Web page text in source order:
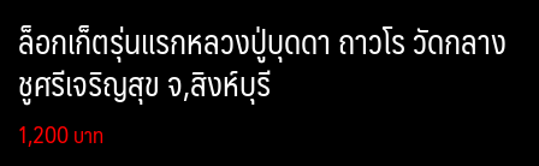
ล็อกเก็ตรุ่นแรกหลวงปู่บุดดา ถาวโร วัดกลาง
ชูศรีเจริญสุข จ,สิงห์บุรี
1,200